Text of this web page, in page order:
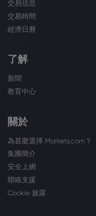
交易信息
交易時間
經濟日曆
了解
新聞
教育中心
關於
為甚麼選擇 Markets.com？
集團簡介
安全上網
聯絡支援
Cookie 披露